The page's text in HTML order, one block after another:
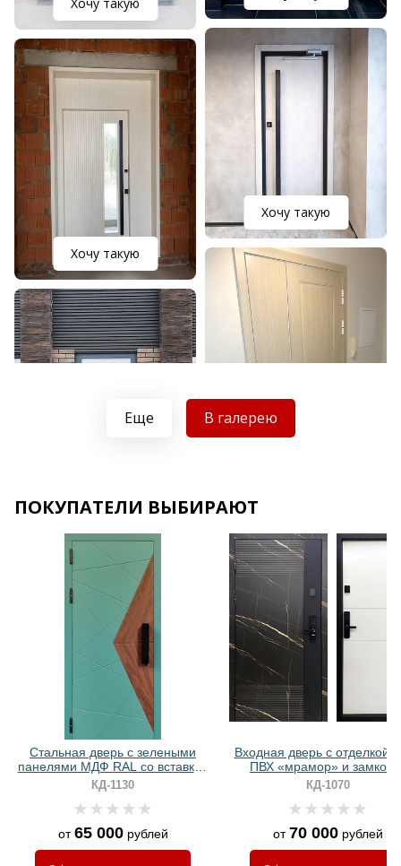
Хочу такую
Хочу такую
Хочу такую
Хочу такую
Хочу такую
Еще В галерею
ПОКУПАТЕЛИ ВЫБИРАЮТ
Стальная дверь с зелеными
панелями МДФ RAL со вставкой
ПВХ и биометрическим замком
КД-1130
от65 000рублей
Входная дверь с отделкой
ПВХ «мрамор» и замком
биометрией
КД-1070
от70 000рублей